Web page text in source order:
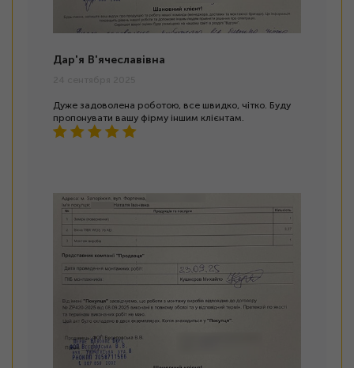
Дар'я В'ячеславівна
Дуже задоволена роботою, все швидко, чітко. Буду
пропонувати вашу фірму іншим клієнтам.